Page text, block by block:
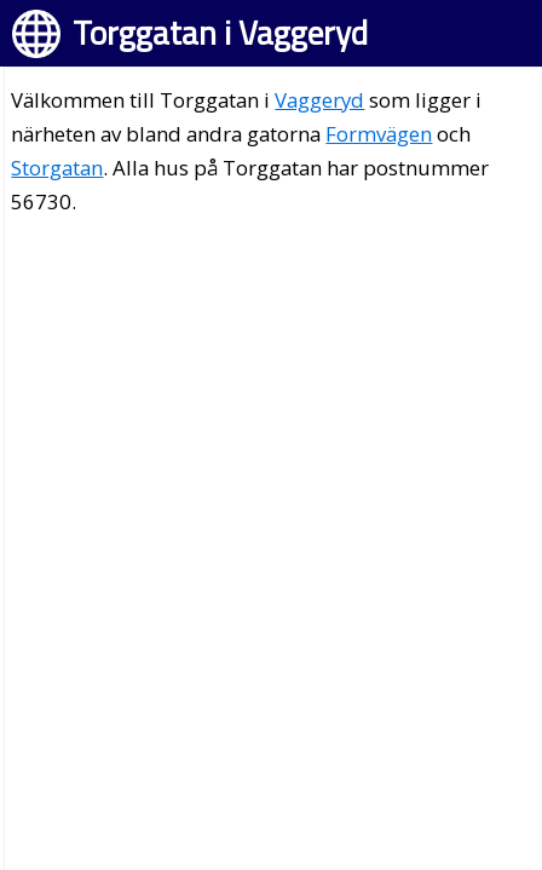
Torggatan i Vaggeryd
Välkommen till Torggatan iVaggeryd som ligger i
närheten av bland andra gatorna Formvägenoch
Storgatan. Alla hus på Torggatan har postnummer
56730.